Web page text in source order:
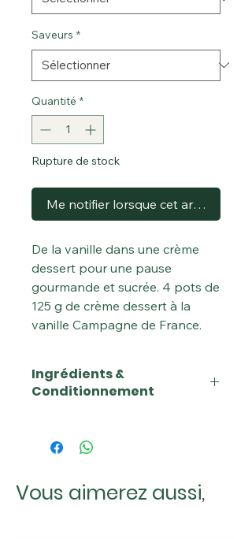
Saveurs *
Quantité *
Rupture de stock
Me notifier lorsque cet article est
De la vanille dans une crème
dessert pour une pause
gourmande et sucrée. 4 pots de
125 g de crème dessert à la
vanille Campagne de France.
Ingrédients &
Conditionnement
Marques : Campagne de France
laitiers, Desserts, Desserts
lactés, Surgelés, Crèmes
Vous aimerez aussi,